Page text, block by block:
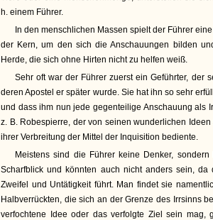
h. einem Führer.
In den menschlichen Massen spielt der Führer
der Kern, um den sich die Anschauungen bilden
Herde, die sich ohne Hirten nicht zu helfen weiß.
Sehr oft war der Führer zuerst ein Geführter, der
deren Apostel er später wurde. Sie hat ihn so sehr
und dass ihm nun jede gegenteilige Anschauung als
z. B. Robespierre, der von seinen wunderlichen
ihrer Verbreitung der Mittel der Inquisition bediente.
Meistens sind die Führer keine Denker,
Scharfblick und könnten auch nicht anders sein, da
Zweifel und Untätigkeit führt. Man findet sie
Halbverrückten, die sich an der Grenze des Irrsinns
verfochtene Idee oder das verfolgte Ziel sein mag,